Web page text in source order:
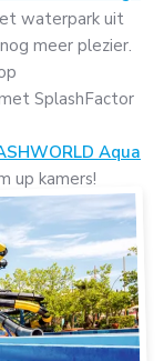
waterpark uit
meer plezier.
SplashFactor
Aqua
up kamers!